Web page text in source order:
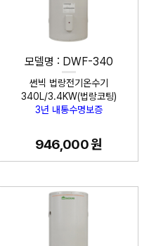
모델명 : DWF-340
썬빅 법랑전기온수기
340L/3.4KW(법랑코팅)
3년 내통수명보증
946,000 원